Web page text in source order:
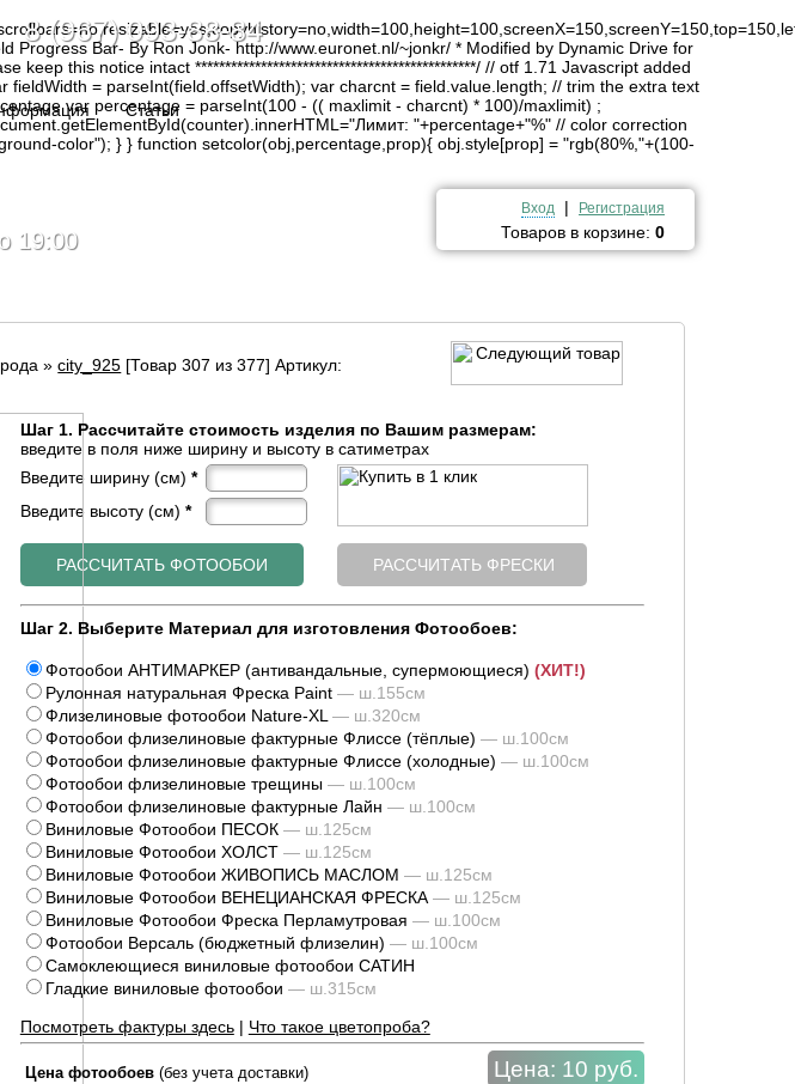
Progress Bar- By Ron Jonk- http://www.euronet.nl/~jonkr/ * Modified by Dynamic Drive for
this notice intact ***********************************************/ // otf 1.71 Javascript added
= parseInt(field.offsetWidth); var charcnt = field.value.length; // trim the extra text
var percentage = parseInt(100 - (( maxlimit - charcnt) * 100)/maxlimit) ;
"+percentage+"%" // color correction
color"); } } function setcolor(obj,percentage,prop){ obj.style[prop] = "rgb(80%,"+(100-
(967) 093-88-84
19:00
Вход | Регистрация
Товаров в корзине: 0
Статьи
»city_925 [Товар 307 из 377] Артикул:
Шаг 1. Рассчитайте стоимость изделия по Вашим размерам:
введите в поля ниже ширину и высоту в сатиметрах
Введите ширину (см) *
Введите высоту (см) *
Шаг 2. Выберите Материал для изготовления Фотообоев:
Фотообои АНТИМАРКЕР (антивандальные, супермоющиеся) (ХИТ!)
Рулонная натуральная Фреска Paint — ш.155см
Флизелиновые фотообои Nature-XL — ш.320см
Фотообои флизелиновые фактурные Флиссе (тёплые) — ш.100см
Фотообои флизелиновые фактурные Флиссе (холодные) — ш.100см
Фотообои флизелиновые трещины — ш.100см
Фотообои флизелиновые фактурные Лайн — ш.100см
Виниловые Фотообои ПЕСОК — ш.125см
Виниловые Фотообои ХОЛСТ — ш.125см
Виниловые Фотообои ЖИВОПИСЬ МАСЛОМ — ш.125см
Виниловые Фотообои ВЕНЕЦИАНСКАЯ ФРЕСКА — ш.125см
Виниловые Фотообои Фреска Перламутровая — ш.100см
Фотообои Версаль (бюджетный флизелин) — ш.100см
Самоклеющиеся виниловые фотообои САТИН
Гладкие виниловые фотообои — ш.315см
Посмотреть фактуры здесь| Что такое цветопроба?
Цена фотообоев (без учета доставки) Цена: 10 руб.